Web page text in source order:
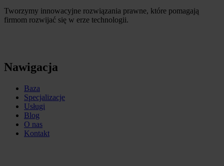
Tworzymy innowacyjne rozwiązania prawne, które pomagają
firmom rozwijać się w erze technologii.
Nawigacja
Baza
Specjalizacje
Usługi
Blog
O nas
Kontakt